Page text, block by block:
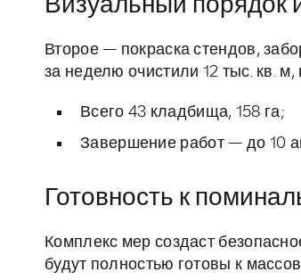
Визуальный порядок
Второе — покраска стендов,
за неделю очистили 12 тыс. кв.
Всего 43 кладбища, 158 га;
Завершение работ — до 10
Готовность к
Комплекс мер создаст
будут полностью готовы к